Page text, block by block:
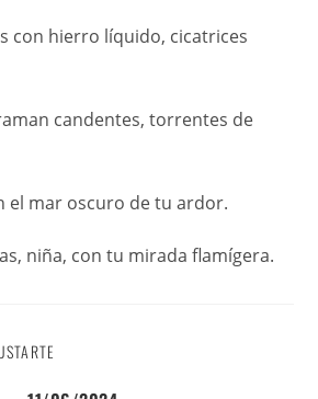
con hierro líquido, cicatrices
candentes, torrentes de
el mar oscuro de tu ardor.
niña, con tu mirada flamígera.